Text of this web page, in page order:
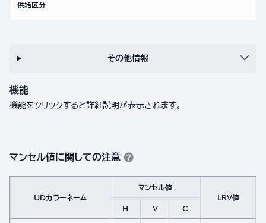
供給区分
その他情報
機能
機能をクリックすると詳細説明が表示されます。
マンセル値に関しての注意
UDカラーネーム
マンセル値
LRV値
H
V C